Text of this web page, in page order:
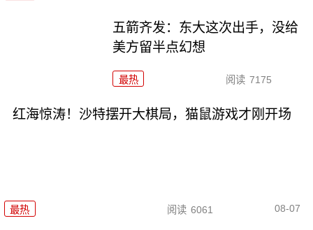
五箭齐发：东大这次出手，没给
美方留半点幻想
最热 阅读 7175
红海惊涛！沙特摆开大棋局，猫鼠游戏才刚开场
最热 阅读 6061 08-07